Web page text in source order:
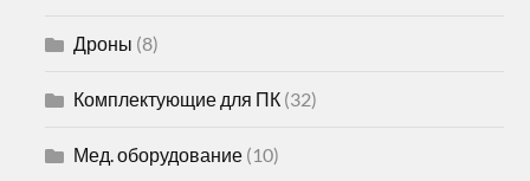
Дроны (8)
Комплектующие для ПК (32)
Мед. оборудование (10)